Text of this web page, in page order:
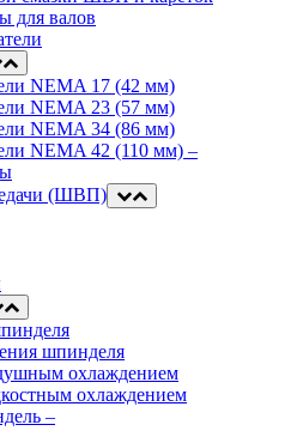
для валов
NEMA 17 (42 мм)
NEMA 23 (57 мм)
NEMA 34 (86 мм)
NEMA 42 (110 мм) –
(ШВП)
шпинделя
охлаждением
охлаждением
–